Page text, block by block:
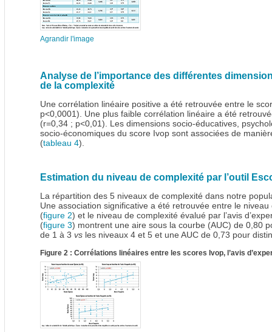
Agrandir l'image
Analyse de l’importance des différentes
de la complexité
Une corrélation linéaire positive a été retrouvée entre le
p<0,0001). Une plus faible corrélation linéaire a été
(r=0,34 ; p<0,01). Les dimensions socio-éducatives,
socio-économiques du score Ivop sont associées de
(tableau 4).
Estimation du niveau de complexité par l’outil
La répartition des 5 niveaux de complexité dans notre
Une association significative a été retrouvée entre le
(figure 2) et le niveau de complexité évalué par l’avis
(figure 3) montrent une aire sous la courbe (AUC) de 0,80
de 1 à 3 vs les niveaux 4 et 5 et une AUC de 0,73 pour
Figure 2 : Corrélations linéaires entre les scores Ivop, l’avis